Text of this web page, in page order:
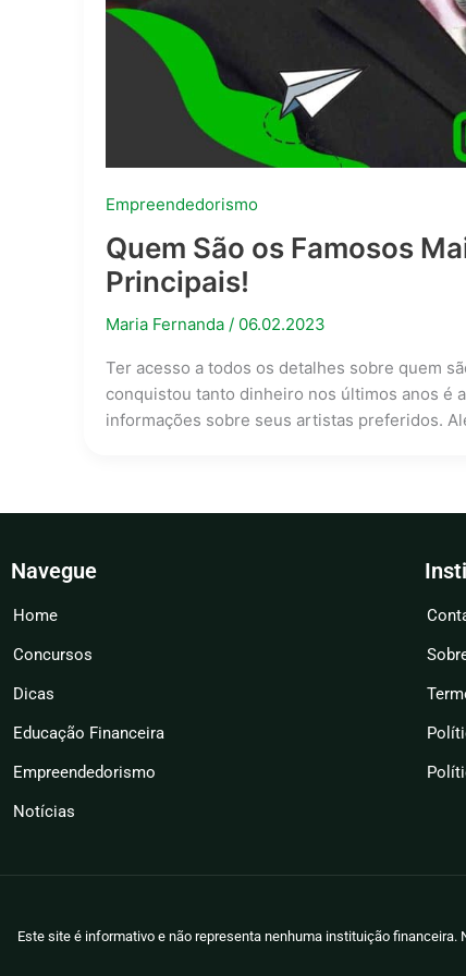
Empreendedorismo
Quem São os Famosos
Principais!
Maria Fernanda / 06.02.2023
Ter acesso a todos os detalhes sobre quem
conquistou tanto dinheiro nos últimos anos é
informações sobre seus artistas preferidos.
Navegue
Home
Concursos
Dicas
Educação Financeira
Empreendedorismo
Notícias
Este site é informativo e não representa nenhuma instituição